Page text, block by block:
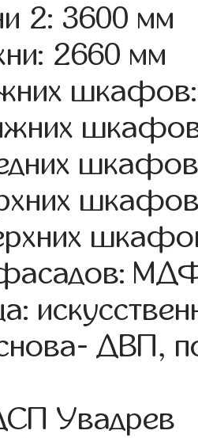
2: 3600 мм
2660 мм
ДВП,
Увадрев